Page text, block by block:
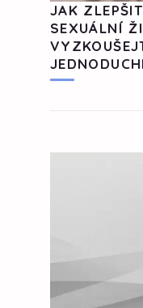
JAK
SEXUÁLNÍ